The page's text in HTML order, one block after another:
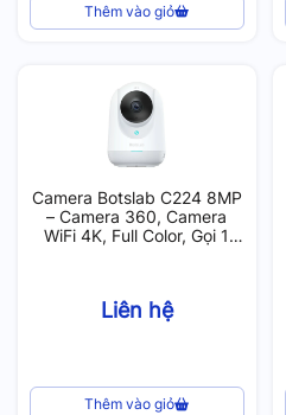
Thêm vào giỏ
Camera Botslab C224 8MP
– Camera 360, Camera
WiFi 4K, Full Color, Gọi 1
Liên hệ
Thêm vào giỏ